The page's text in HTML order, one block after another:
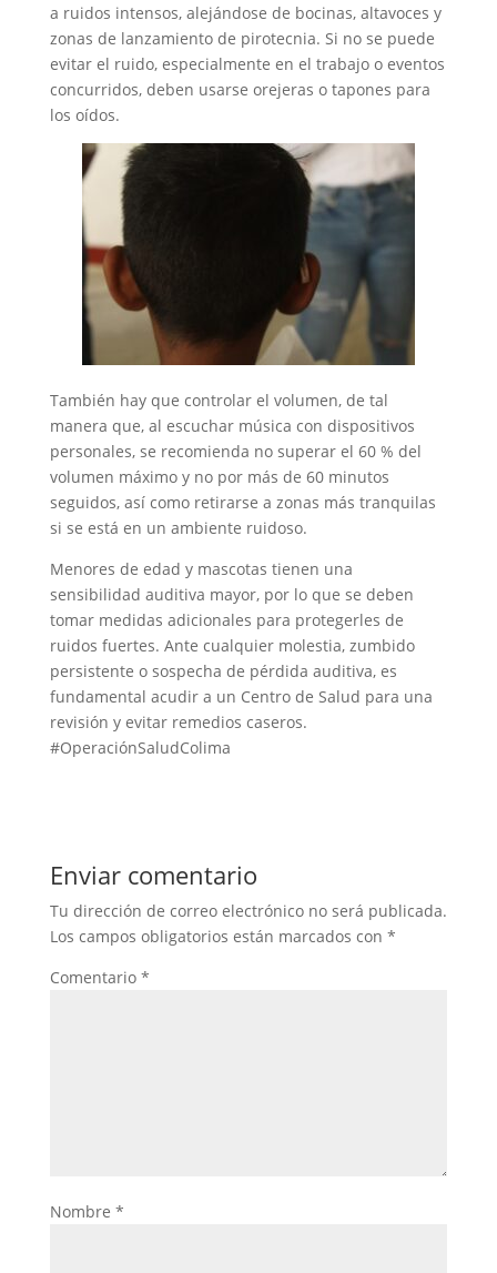
a ruidos intensos, alejándose de bocinas, altavoces y
zonas de lanzamiento de pirotecnia. Si no se puede
evitar el ruido, especialmente en el trabajo o eventos
concurridos, deben usarse orejeras o tapones para
los oídos.
También hay que controlar el volumen, de tal
manera que, al escuchar música con dispositivos
personales, se recomienda no superar el 60 % del
volumen máximo y no por más de 60 minutos
seguidos, así como retirarse a zonas más tranquilas
si se está en un ambiente ruidoso.
Menores de edad y mascotas tienen una
sensibilidad auditiva mayor, por lo que se deben
tomar medidas adicionales para protegerles de
ruidos fuertes. Ante cualquier molestia, zumbido
persistente o sospecha de pérdida auditiva, es
fundamental acudir a un Centro de Salud para una
revisión y evitar remedios caseros.
#OperaciónSaludColima
Enviar comentario
Tu dirección de correo electrónico no será publicada.
Los campos obligatorios están marcados con *
Comentario *
Nombre *